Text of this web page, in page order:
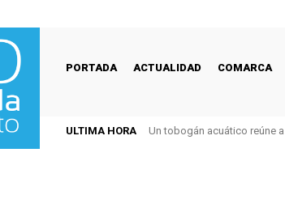
PORTADA ACTUALIDAD COMARCA
ULTIMA HORA Un tobogán acuático reúne